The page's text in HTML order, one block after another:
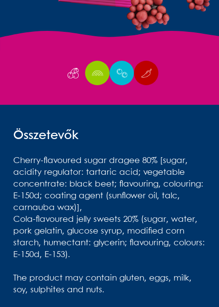
Összetevők
Cherry-flavoured sugar dragee 80% [sugar,
acidity regulator: tartaric acid; vegetable
concentrate: black beet; flavouring, colouring:
E-150d; coating agent (sunflower oil, talc,
carnauba wax)],
Cola-flavoured jelly sweets 20% (sugar, water,
pork gelatin, glucose syrup, modified corn
starch, humectant: glycerin; flavouring, colours:
E-150d, E-153).
The product may contain gluten, eggs, milk,
soy, sulphites and nuts.